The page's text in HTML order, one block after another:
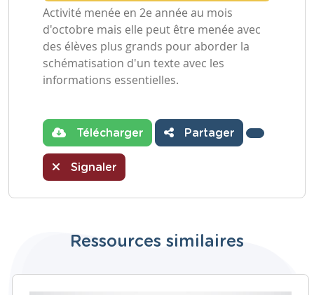
Activité menée en 2e année au mois
d'octobre mais elle peut être menée avec
des élèves plus grands pour aborder la
schématisation d'un texte avec les
informations essentielles.
Télécharger Partager
Signaler
Ressources similaires